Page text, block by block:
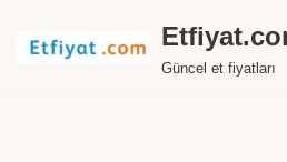
İçeriğe
Güncel et fiyatları